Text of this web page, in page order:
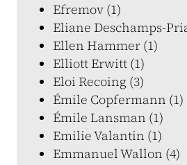
Efremov (1)
Eliane Deschamps-
Ellen Hammer (1)
Elliott Erwitt (1)
Eloi Recoing (3)
Émile Copfermann (1)
Émile Lansman (1)
Emilie Valantin (1)
Emmanuel Wallon (4)